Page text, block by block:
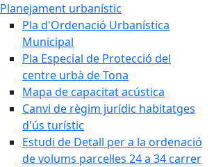
Planejament urbanístic
Pla d'Ordenació Urbanística
Municipal
Pla Especial de Protecció del
centre urbà de Tona
Mapa de capacitat acústica
Canvi de règim jurídic habitatges
d'ús turístic
Estudi de Detall per a la ordenació
de volums parcel·les 24 a 34 carrer